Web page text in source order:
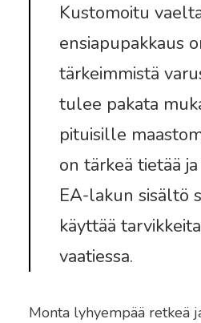
Kustomoitu
ensiapupakkaus
tärkeimmistä
tulee pakata
pituisille
on tärkeä tietää
EA-lakun sisältö
käyttää
vaatiessa.
Monta lyhyempää retkeä